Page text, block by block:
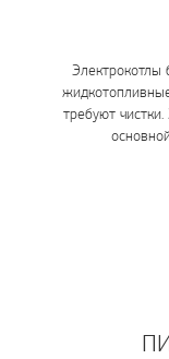
Электрокотлы
требуют